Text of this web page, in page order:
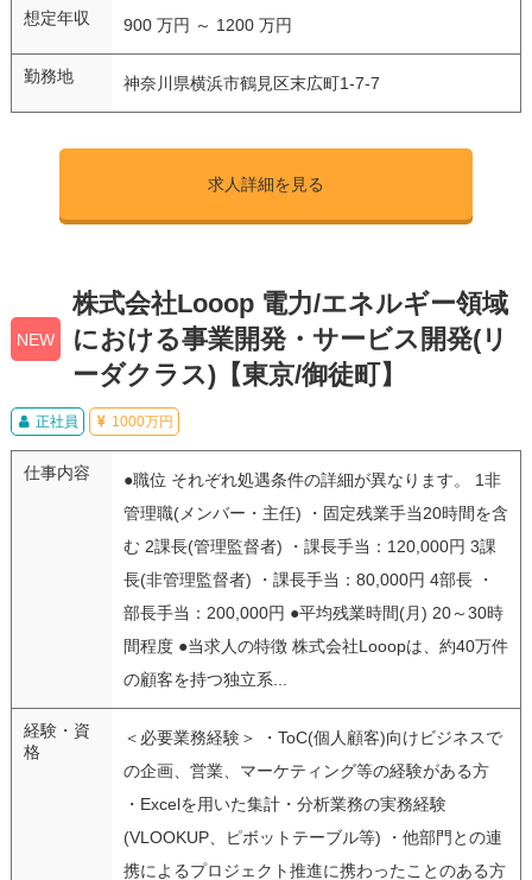
想定年収 900 万円 ～ 1200 万円
勤務地 神奈川県横浜市鶴見区末広町1-7-7
求人詳細を見る
NEW
株式会社Looop 電力/エネルギー領域
における事業開発・サービス開発(リ
ーダクラス)【東京/御徒町】
正社員 1000万円
仕事内容
●職位 それぞれ処遇条件の詳細が異なります。 1非
管理職(メンバー・主任) ・固定残業手当20時間を含
む 2課長(管理監督者) ・課長手当：120,000円 3課
長(非管理監督者) ・課長手当：80,000円 4部長 ・
部長手当：200,000円 ●平均残業時間(月) 20～30時
間程度 ●当求人の特徴 株式会社Looopは、約40万件
の顧客を持つ独立系...
経験・資
格
＜必要業務経験＞ ・ToC(個人顧客)向けビジネスで
の企画、営業、マーケティング等の経験がある方
・Excelを用いた集計・分析業務の実務経験
(VLOOKUP、ピボットテーブル等) ・他部門との連
携によるプロジェクト推進に携わったことのある方